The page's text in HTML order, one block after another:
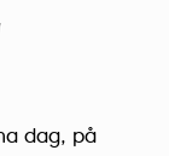
dag, på